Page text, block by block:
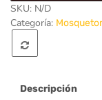
30
KN
SKU: N/D
Categoría:
Descripción